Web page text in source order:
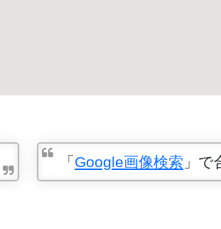
「 Google画像検索 」で